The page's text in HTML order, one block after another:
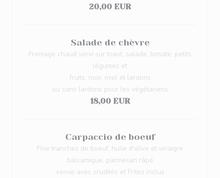
20,00 EUR
Salade de chèvre
Fromage chaud servi sur toast, salade, tomate, petits
légumes et
fruits, noix, miel et lardons
ou sans lardons pour les végétariens
18,00 EUR
Carpaccio de boeuf
Fine tranches de boeuf, huile d'olive et vinaigre
balsamique, parmesan râpé
servie avec crudités et Frites inclus